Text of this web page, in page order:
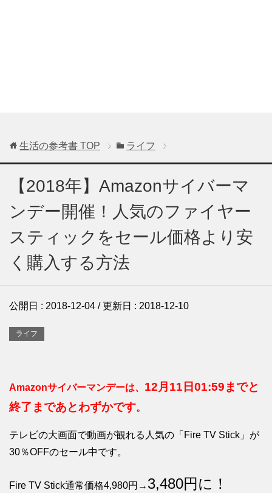
生活の参考書 TOP ライフ
【2018年】Amazonサイバーマ
ンデー開催！人気のファイヤー
スティックをセール価格より安
く購入する方法
公開日 : 2018-12-04 / 更新日 : 2018-12-10
ライフ
Amazonサイバーマンデーは、 12月11日01:59までと
終了まであとわずかです。
テレビの大画面で動画が観れる人気の「Fire TV Stick」が
30％OFFのセール中です。
Fire TV Stick通常価格4,980円→ 3,480円に！